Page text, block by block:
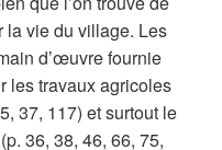
la vie du village. Les
d’œuvre fournie
les travaux agricoles
37, 117) et surtout le
36, 38, 46, 66, 75,